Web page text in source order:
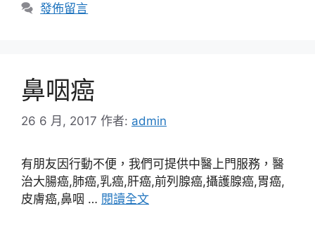
發佈留言
鼻咽癌
26 6 月, 2017 作者: admin
有朋友因行動不便，我們可提供中醫上門服務，醫
治大腸癌,肺癌,乳癌,肝癌,前列腺癌,攝護腺癌,胃癌,
皮膚癌,鼻咽 … 閱讀全文